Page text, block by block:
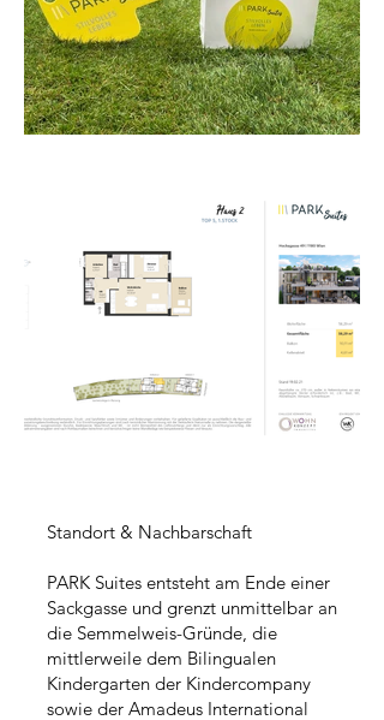
Standort & Nachbarschaft
PARK Suites entsteht am Ende einer
Sackgasse und grenzt unmittelbar an
die Semmelweis-Gründe, die
mittlerweile dem Bilingualen
Kindergarten der Kindercompany
sowie der Amadeus International